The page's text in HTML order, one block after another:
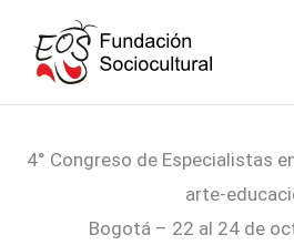
contenido
4° Congreso de Especialistas
arte-
Bogotá – 22 al 24 de
facebookinstagram